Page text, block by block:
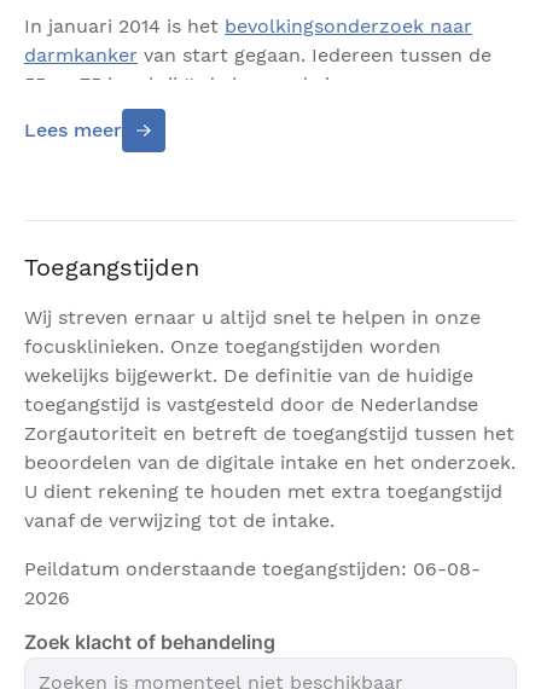
In januari 2014 is het bevolkingsonderzoek naar
darmkanker van start gegaan. Iedereen tussen de
55 en 75 jaar krijgt de komende jaren een
uitnodiging om deel te nemen aan dit onderzoek.
Deelnemers doen thuis een ontlastingstest. Wordt
Clinics | Inwendige zorg is één van de centra waar
deze darmonderzoeken uitgevoerd worden.
Eerlijk over resultaat
De kwaliteit van onze behandelingen bepaalt uw
kwaliteit van leven. Daarom zijn we eerlijk over de
resultaten die u kunt verwachten. We kijken niet
alleen naar de medische resultaten, maar ook naar
de resultaten bij u thuis in het dagelijks leven. Die
meten we met behulp van medische
kwaliteitsrapportages, ervaringen van onze cliënten
via PROM’s (Patient Reported Outcome Measures)
en cliënttevredenheidsonderzoek.
Dit zijn de resultaten voor onze coloscopieën:
Lees meer
Toegangstijden
Wij streven ernaar u altijd snel te helpen in onze
focusklinieken. Onze toegangstijden worden
wekelijks bijgewerkt. De definitie van de huidige
toegangstijd is vastgesteld door de Nederlandse
Zorgautoriteit en betreft de toegangstijd tussen het
beoordelen van de digitale intake en het onderzoek.
U dient rekening te houden met extra toegangstijd
vanaf de verwijzing tot de intake.
Peildatum onderstaande toegangstijden: 06-08-
2026
Zoek klacht of behandeling